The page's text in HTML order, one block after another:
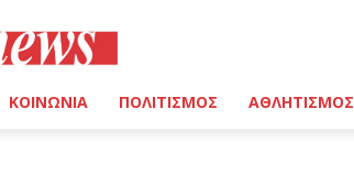
ΚΟΙΝΩΝΙΑ ΠΟΛΙΤΙΣΜΟΣ ΑΘΛΗΤΙΣΜΟΣ